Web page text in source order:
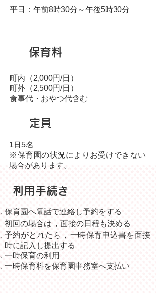
平日：午前8時30分～午後5時30分
保育料
町内（2,000円/日）
町外（2,500円/日）
食事代・おやつ代含む
定員
1日5名
※保育園の状況によりお受けできない
場合があります。
利用手続き
保育園へ電話で連絡し予約をする
初回の場合は ， 面接の日程も決める
予約がとれたら ， 一時保育申込書を面接
時に記入し提出する
一時保育の利用
一時保育料を保育園事務室へ支払い